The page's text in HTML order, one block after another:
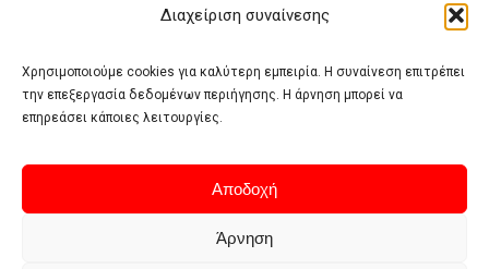
Διαχείριση συναίνεσης
Χρησιμοποιούμε cookies για καλύτερη εμπειρία. Η συναίνεση επιτρέπει
την επεξεργασία δεδομένων περιήγησης. Η άρνηση μπορεί να
επηρεάσει κάποιες λειτουργίες.
Αποδοχή
Άρνηση
Πολυτέλεια δεν είναι το αντίθετο της ανέχειας, είναι το αντίθετο της